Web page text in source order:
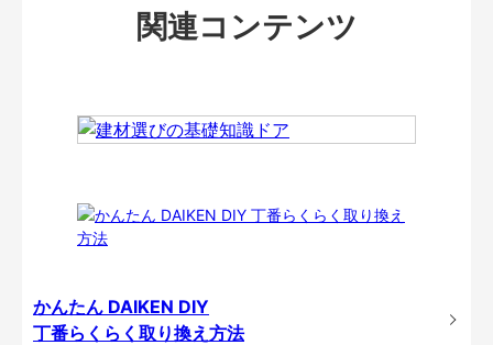
関連コンテンツ
かんたん DAIKEN DIY
丁番らくらく取り換え方法